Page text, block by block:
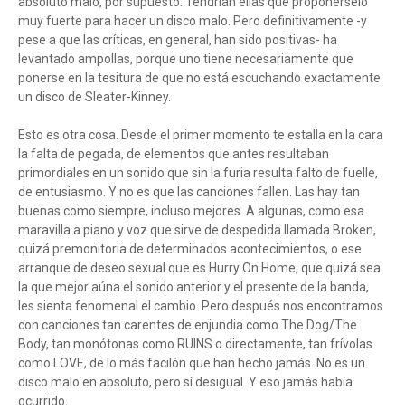
muy fuerte para hacer un disco malo. Pero definitivamente -y
pese a que las críticas, en general, han sido positivas- ha
levantado ampollas, porque uno tiene necesariamente que
ponerse en la tesitura de que no está escuchando exactamente
un disco de Sleater-Kinney.
Esto es otra cosa. Desde el primer momento te estalla en la cara
la falta de pegada, de elementos que antes resultaban
primordiales en un sonido que sin la furia resulta falto de fuelle,
de entusiasmo. Y no es que las canciones fallen. Las hay tan
buenas como siempre, incluso mejores. A algunas, como esa
maravilla a piano y voz que sirve de despedida llamada Broken,
quizá premonitoria de determinados acontecimientos, o ese
arranque de deseo sexual que es Hurry On Home, que quizá sea
la que mejor aúna el sonido anterior y el presente de la banda,
les sienta fenomenal el cambio. Pero después nos encontramos
con canciones tan carentes de enjundia como The Dog/The
Body, tan monótonas como RUINS o directamente, tan frívolas
como LOVE, de lo más facilón que han hecho jamás. No es un
disco malo en absoluto, pero sí desigual. Y eso jamás había
ocurrido.